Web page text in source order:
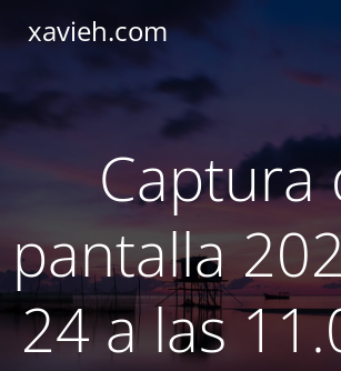
xavieh.com
Captura
pantalla
24 a las